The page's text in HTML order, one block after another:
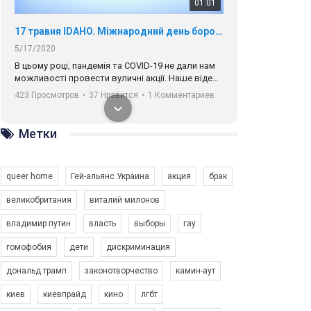
01:01
17 травня IDAHO. Міжнародний день боротьби з гомофобією трансфобією і біфобія.
5/17/2020
В цьому році, пандемія та COVІD-19 не дали нам
можливості провести вуличні акції. Наше відео-
звернення про те, що навіть коли ми у різних
містах та не можемо зустрінеться, ми разом. Ми
закликаємо всіх хто поділяє цінності рівності та
солідарності, приєднатися до нас. Регіональні
підрозділи ГАУ є в 16 областях України.
423 Просмотров • 37 Нравится • 1 Комментариев
Зупинимо насильство проти ЛГБТ в Україні! Stop violence against LGBT in Ukraine!
Емоційний та вражаючий промо-ролік на
Метки
queer home Гей-альянс Украина акция брак
великобритания виталий милонов
владимир путин власть выборы гау
гомофобия дети дискриминация
дональд трамп законотворчество камин-аут
киев киевпрайд кино лгбт